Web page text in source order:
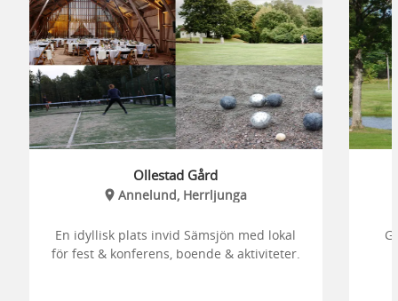
Ollestad Gård
Annelund, Herrljunga
En idyllisk plats invid Sämsjön med lokal
för fest & konferens, boende & aktiviteter.